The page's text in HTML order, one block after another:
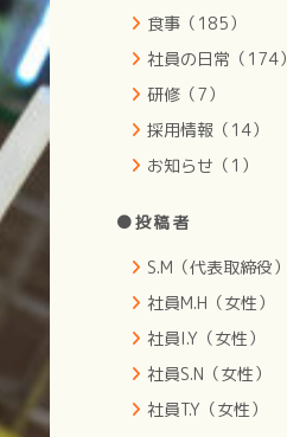
食事（185）
社員の日常（174）
研修（7）
採用情報（14）
お知らせ（1）
●投稿者
S.M（代表取締役）
社員M.H（女性）
社員I.Y（女性）
社員S.N（女性）
社員T.Y（女性）